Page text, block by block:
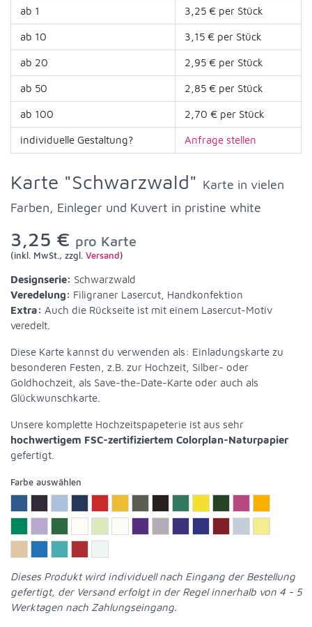
ab 1 3,25 € per Stück
ab 10 3,15 € per Stück
ab 20 2,95 € per Stück
ab 50 2,85 € per Stück
ab 100 2,70 € per Stück
individuelle Gestaltung? Anfrage stellen
Karte "Schwarzwald" Karte in vielen
Farben, Einleger und Kuvert in pristine white
3,25 € pro Karte
(inkl. MwSt., zzgl. Versand)
Designserie: Schwarzwald
Veredelung: Filigraner Lasercut, Handkonfektion
Extra: Auch die Rückseite ist mit einem Lasercut-Motiv
veredelt.
Diese Karte kannst du verwenden als: Einladungskarte zu
besonderen Festen, z.B. zur Hochzeit, Silber- oder
Goldhochzeit, als Save-the-Date-Karte oder auch als
Glückwunschkarte.
Unsere komplette Hochzeitspapeterie ist aus sehr
hochwertigem FSC-zertifiziertem Colorplan-Naturpapier
gefertigt.
Farbe auswählen
Dieses Produkt wird individuell nach Eingang der Bestellung
gefertigt, der Versand erfolgt in der Regel innerhalb von 4 - 5
Werktagen nach Zahlungseingang.